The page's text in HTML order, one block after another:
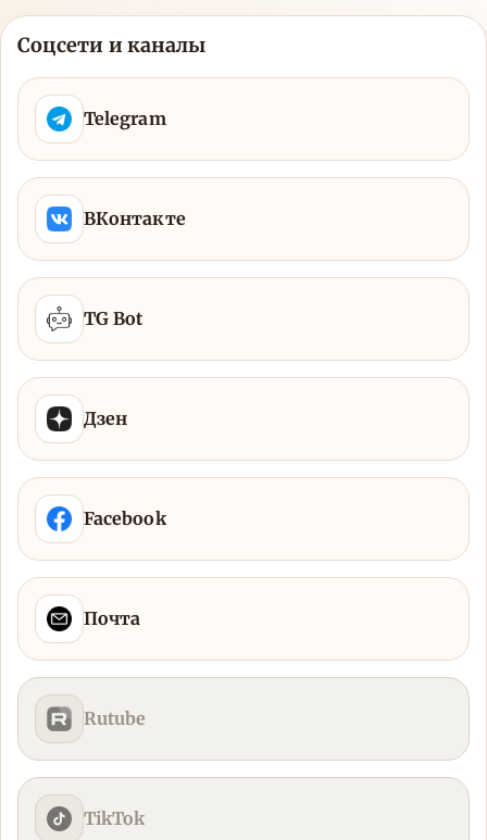
Соцсети и каналы
Telegram
ВКонтакте
TG Bot
Дзен
Facebook
Почта
Rutube
TikTok